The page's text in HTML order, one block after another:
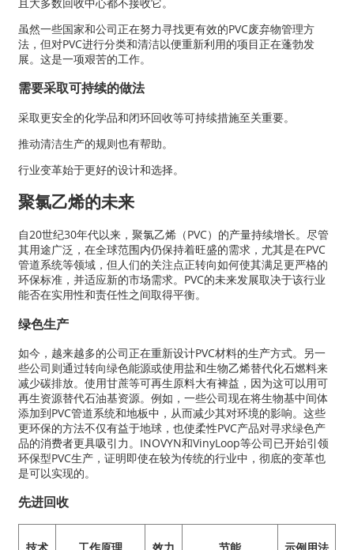
虽然一些国家和公司正在努力寻找更有效的PVC废弃物管理方
法，但对PVC进行分类和清洁以便重新利用的项目正在蓬勃发
展。这是一项艰苦的工作。
需要采取可持续的做法
采取更安全的化学品和闭环回收等可持续措施至关重要。
推动清洁生产的规则也有帮助。
行业变革始于更好的设计和选择。
聚氯乙烯的未来
自20世纪30年代以来，聚氯乙烯（PVC）的产量持续增长。尽管
其用途广泛，在全球范围内仍保持着旺盛的需求，尤其是在PVC
管道系统等领域，但人们的关注点正转向如何使其满足更严格的
环保标准，并适应新的市场需求。PVC的未来发展取决于该行业
能否在实用性和责任性之间取得平衡。
绿色生产
如今，越来越多的公司正在重新设计PVC材料的生产方式。另一
些公司则通过转向绿色能源或使用盐和生物乙烯替代化石燃料来
减少碳排放。使用甘蔗等可再生原料大有裨益，因为这可以用可
再生资源替代石油基资源。例如，一些公司现在将生物基中间体
添加到PVC管道系统和地板中，从而减少其对环境的影响。这些
更环保的方法不仅有益于地球，也使柔性PVC产品对寻求绿色产
品的消费者更具吸引力。INOVYN和VinyLoop等公司已开始引领
环保型PVC生产，证明即使在较为传统的行业中，彻底的变革也
是可以实现的。
先进回收